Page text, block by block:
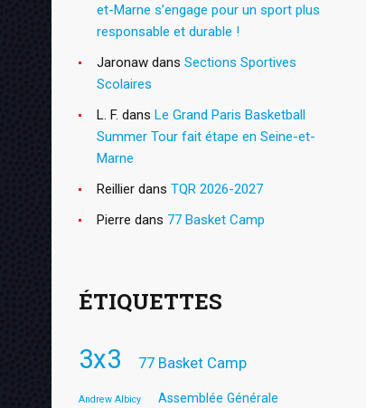
et-Marne s’engage pour un sport plus
responsable et durable !
Jaronaw dans Sections Sportives
Scolaires
L. F. dans Le Grand Paris Basketball
Summer Tour fait étape en Seine-et-
Marne
Reillier dans TQR 2026-2027
Pierre dans 77 Basket Camp
ÉTIQUETTES
3x3 77 Basket Camp
Andrew Albicy Assemblée Générale